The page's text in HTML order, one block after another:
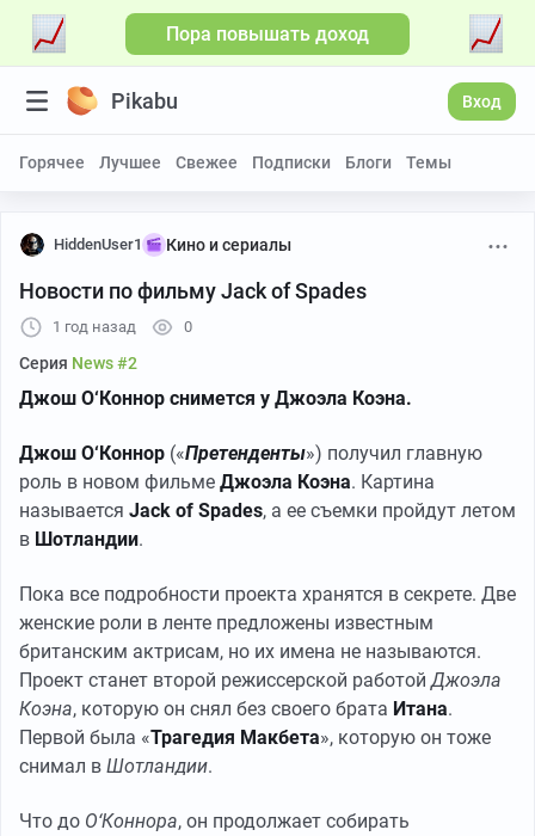
Пора повышать доход
Pikabu Вход
Горячее Лучшее Свежее Подписки Блоги Темы
HiddenUser1 Кино и сериалы
Новости по фильму Jack of Spades
1 год назад 0
Серия News #2
Джош О‘Коннор снимется у Джоэла Коэна.
Джош О‘Коннор («Претенденты») получил главную
роль в новом фильме Джоэла Коэна. Картина
называется Jack of Spades, а ее съемки пройдут летом
в Шотландии.
Пока все подробности проекта хранятся в секрете. Две
женские роли в ленте предложены известным
британским актрисам, но их имена не называются.
Проект станет второй режиссерской работойДжоэла
Коэна, которую он снял без своего брата Итана.
Первой была «Трагедия Макбета», которую он тоже
снимал в Шотландии.
Что до О‘Коннора, он продолжает собирать